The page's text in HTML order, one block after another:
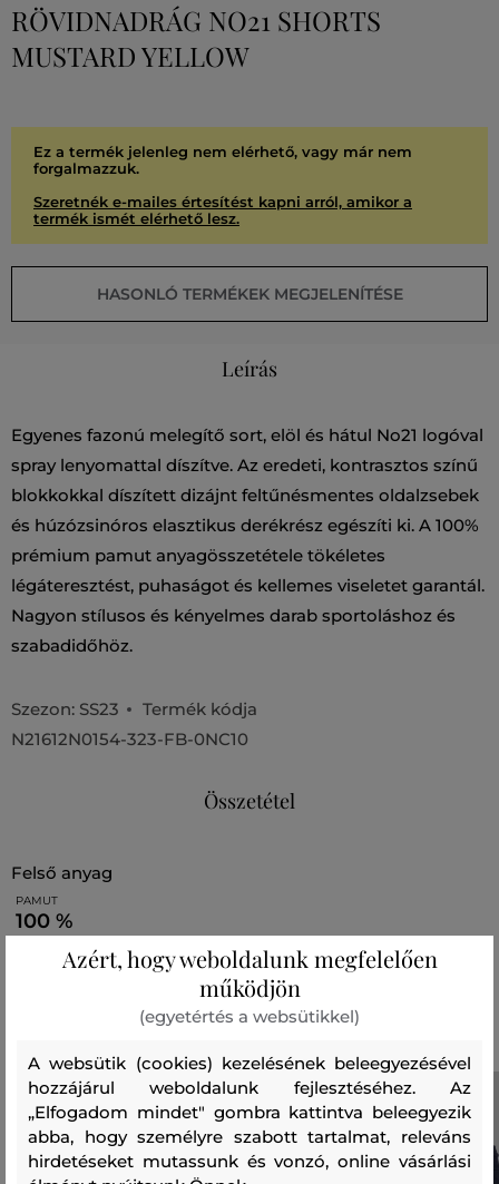
RÖVIDNADRÁG NO21 SHORTS
MUSTARD YELLOW
Ez a termék jelenleg nem elérhető, vagy már nem
forgalmazzuk.
Szeretnék e-mailes értesítést kapni arról, amikor a
termék ismét elérhető lesz.
HASONLÓ TERMÉKEK MEGJELENÍTÉSE
Leírás
Egyenes fazonú melegítő sort, elöl és hátul No21 logóval
spray lenyomattal díszítve. Az eredeti, kontrasztos színű
blokkokkal díszített dizájnt feltűnésmentes oldalzsebek
és húzózsinóros elasztikus derékrész egészíti ki. A 100%
prémium pamut anyagösszetétele tökéletes
légáteresztést, puhaságot és kellemes viseletet garantál.
Nagyon stílusos és kényelmes darab sportoláshoz és
szabadidőhöz.
Szezon: SS23
Termék kódja
N21612N0154-323-FB-0NC10
Összetétel
felső anyag
PAMUT
100 %
Ajánlott termékek
Azért, hogy weboldalunk megfelelően
működjön
(egyetértés a websütikkel)
A websütik (cookies) kezelésének beleegyezésével
hozzájárul weboldalunk fejlesztéséhez. Az
„Elfogadom mindet" gombra kattintva beleegyezik
abba, hogy személyre szabott tartalmat, releváns
hirdetéseket mutassunk és vonzó, online vásárlási